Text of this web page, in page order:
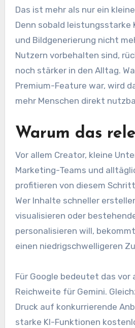
Das ist mehr als nur ein
Denn sobald leistungsstarke
und Bildgenerierung nicht
Nutzern vorbehalten sind,
noch stärker in den Alltag.
Premium-Feature war, wird
mehr Menschen direkt
Warum das
Vor allem Creator, kleine
Marketing-Teams und
profitieren von diesem
Wer Inhalte schneller
visualisieren oder
personalisieren will,
einen niedrigschwelligeren
Für Google bedeutet das vor
Reichweite für Gemini.
Druck auf konkurrierende
starke KI-Funktionen